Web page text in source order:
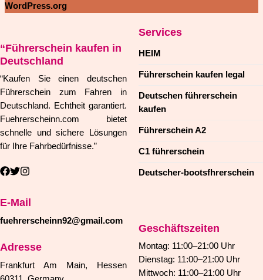
WordPress.org
“Führerschein kaufen in
Deutschland
“Kaufen Sie einen deutschen
Führerschein zum Fahren in
Deutschland. Echtheit garantiert.
Fuehrerscheinn.com bietet
schnelle und sichere Lösungen
für Ihre Fahrbedürfnisse.”
Services
HEIM
Führerschein kaufen legal
Deutschen führerschein
kaufen
Führerschein A2
C1 führerschein
Deutscher-bootsfhrerschein
E-Mail
fuehrerscheinn92@gmail.com
Adresse
Frankfurt Am Main, Hessen
Geschäftszeiten
Montag: 11:00–21:00 Uhr
Dienstag: 11:00–21:00 Uhr
Mittwoch: 11:00–21:00 Uhr